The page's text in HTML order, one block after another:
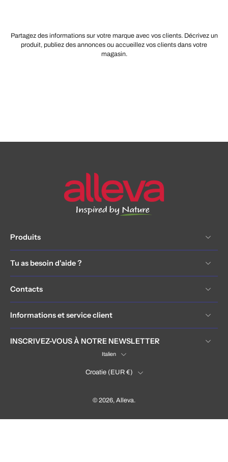
Partagez des informations sur votre marque avec vos clients. Décrivez un
produit, publiez des annonces ou accueillez vos clients dans votre
magasin.
Produits
Tu as besoin d'aide ?
Contacts
Informations et service client
INSCRIVEZ-VOUS À NOTRE NEWSLETTER
Italien
Croatie ‎(EUR €)‎
© 2026, Alleva.